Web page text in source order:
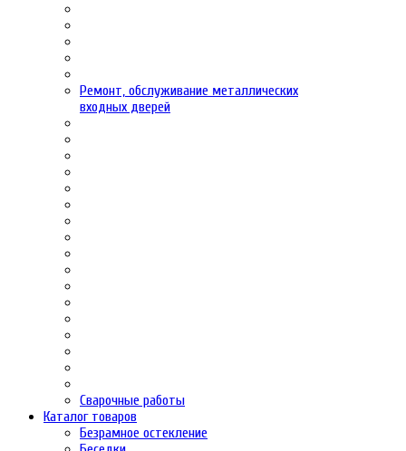
Ремонт, обслуживание металлических
входных дверей
Сварочные работы
Каталог товаров
Безрамное остекление